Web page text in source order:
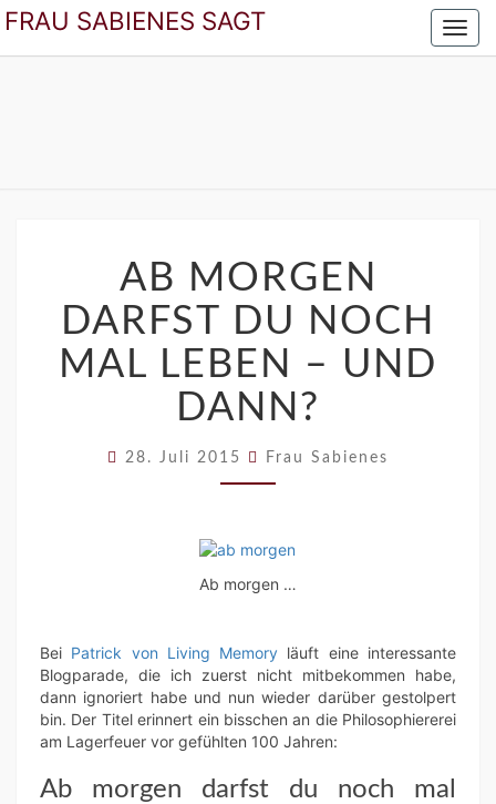
FRAU SABIENES SAGT
MORGEN
DARFST
DU
NOCH
MAL
LEBEN
–
UND
AB MORGEN
DARFST DU NOCH
MAL LEBEN – UND
DANN?
28. Juli 2015 Frau Sabienes
Ab morgen …
Bei Patrick von Living Memory läuft eine interessante
Blogparade, die ich zuerst nicht mitbekommen habe,
dann ignoriert habe und nun wieder darüber gestolpert
bin. Der Titel erinnert ein bisschen an die Philosophiererei
am Lagerfeuer vor gefühlten 100 Jahren:
Ab morgen darfst du noch mal